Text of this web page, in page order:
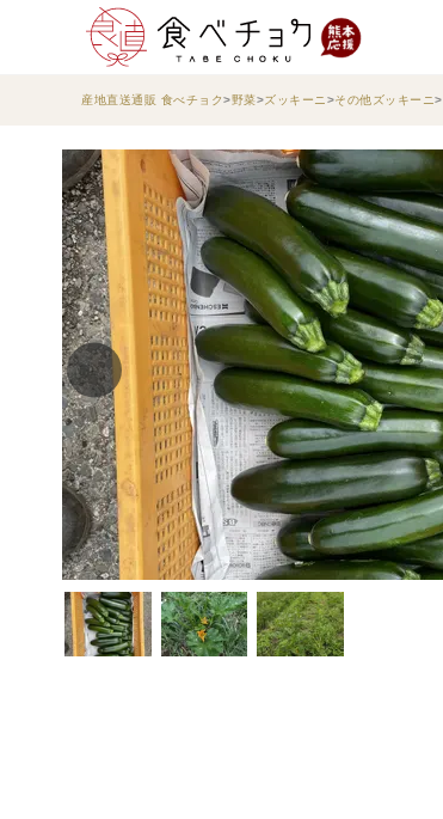
産地直送通販 食べチョク 野菜 ズッキーニ その他ズッキーニ